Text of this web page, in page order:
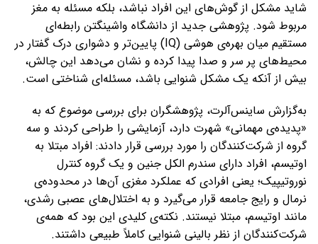
شاید مشکل از گوش‌های این افراد نباشد، بلکه مسئله به مغز
مربوط شود. پژوهشی جدید از دانشگاه واشینگتن رابطه‌ای
مستقیم میان بهره‌ی هوشی (IQ) پایین‌تر و دشواری درک گفتار در
محیط‌های پر سر و صدا پیدا کرده و نشان می‌دهد این چالش،
بیش از آنکه یک مشکل شنوایی باشد، مسئله‌ای شناختی است.
به‌گزارش ساینس‌آلرت، پژوهشگران برای بررسی موضوع که به
«پدیده‌ی مهمانی» شهرت دارد، آزمایشی را طراحی کردند و سه
گروه از شرکت‌کنندگان را مورد بررسی قرار دادند: افراد مبتلا به
اوتیسم، افراد دارای سندرم الکل جنین و یک گروه کنترل
نوروتیپیک؛ یعنی افرادی که عملکرد مغزی آن‌ها در محدوده‌ی
نرمال و رایج جامعه قرار می‌گیرد و به اختلال‌های عصبی رشدی،
مانند اوتیسم، مبتلا نیستند. نکته‌ی کلیدی این بود که همه‌ی
شرکت‌کنندگان از نظر بالینی شنوایی کاملاً طبیعی داشتند.